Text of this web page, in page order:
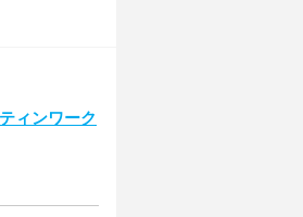
ィンワーク